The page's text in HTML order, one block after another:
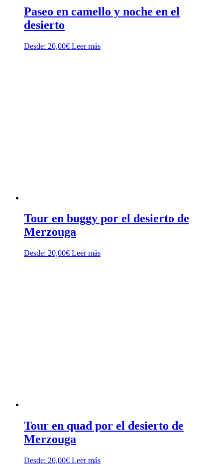
Paseo en camello y noche en el
desierto
Desde: 20,00€ Leer más
Tour en buggy por el desierto de
Merzouga
Desde: 20,00€ Leer más
Tour en quad por el desierto de
Merzouga
Desde: 20,00€ Leer más